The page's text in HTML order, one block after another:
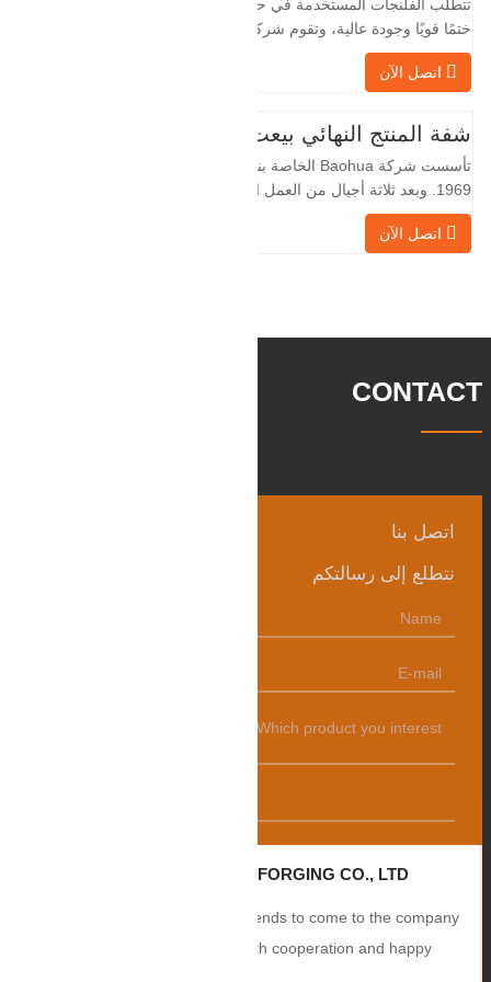
تتطلب الفلنجات المستخدمة في حقول النفط
الخاصة بنا بمعالجة الفلنجات في حقول النفط
لسنوات عديدة وتقوم بتصديرها بشكل غير
لأن الصناعة المحلية ليست مثالية، فإننا نريد
الاستيراد والتصدير مباشرة مع العملاء
الأجانب،
اتصل الآن
شفة المنتج النهائي بيعت
تأسست شركة Baohua الخاصة بنا في عام
1969. وبعد ثلاثة أجيال من العمل الشاق،
وتوليد طاقة الرياح وقطع
اتصل الآن
CONTACT
اتصل بنا
نتطلع إلى رسالتكم
ZHANGQIU BAOHUA FORGING CO., LTD.
Sincerely welcome users and friends to come to the company